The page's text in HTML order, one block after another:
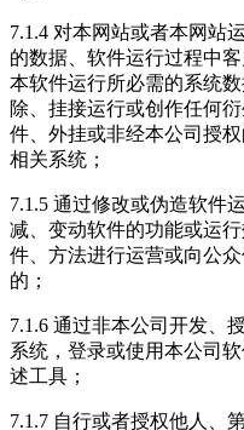
7.1.4 对本网站或者本网站
的数据、软件运行过程中
本软件运行所必需的系统
除、挂接运行或创作任何
件、外挂或非经本公司授
相关系统；
7.1.5 通过修改或伪造软件
减、变动软件的功能或运
件、方法进行运营或向公
的；
7.1.6 通过非本公司开发、
系统，登录或使用本公司
述工具；
7.1.7 自行或者授权他人、